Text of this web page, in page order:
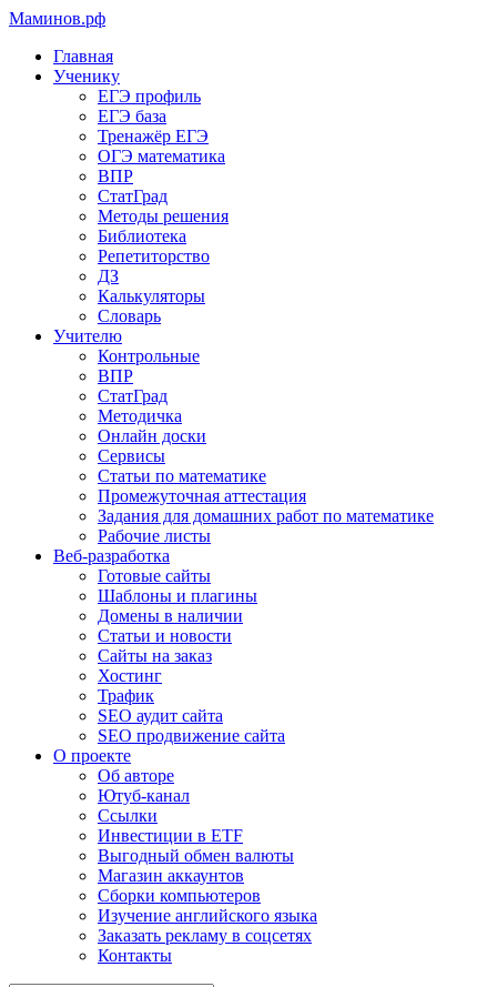
Маминов.рф
Главная
Ученику
ЕГЭ профиль
ЕГЭ база
Тренажёр ЕГЭ
ОГЭ математика
ВПР
СтатГрад
Методы решения
Библиотека
Репетиторство
ДЗ
Калькуляторы
Словарь
Учителю
Контрольные
ВПР
СтатГрад
Методичка
Онлайн доски
Сервисы
Статьи по математике
Промежуточная аттестация
Задания для домашних работ по математике
Рабочие листы
Веб-разработка
Готовые сайты
Шаблоны и плагины
Домены в наличии
Статьи и новости
Сайты на заказ
Хостинг
Трафик
SEO аудит сайта
SEO продвижение сайта
О проекте
Об авторе
Ютуб-канал
Ссылки
Инвестиции в ETF
Выгодный обмен валюты
Магазин аккаунтов
Сборки компьютеров
Изучение английского языка
Заказать рекламу в соцсетях
Контакты